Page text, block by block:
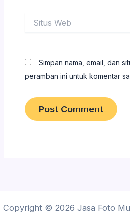
Web
Simpan nama, email, dan
peramban ini untuk komentar
Copyright © 2026 Jasa Foto